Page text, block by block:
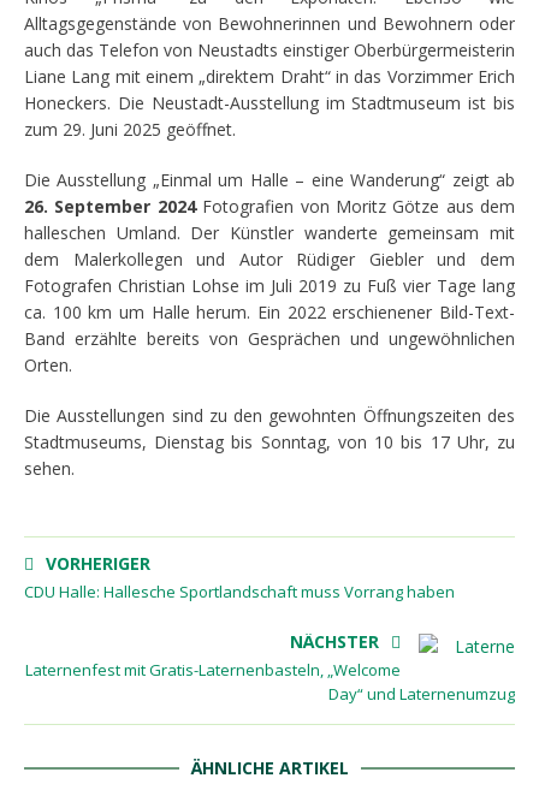
Alltagsgegenstände von Bewohnerinnen und Bewohnern oder
auch das Telefon von Neustadts einstiger Oberbürgermeisterin
Liane Lang mit einem „direktem Draht“ in das Vorzimmer Erich
Honeckers. Die Neustadt-Ausstellung im Stadtmuseum ist bis
zum 29. Juni 2025 geöffnet.
Die Ausstellung „Einmal um Halle – eine Wanderung“ zeigt ab
26. September 2024Fotografien von Moritz Götze aus dem
halleschen Umland. Der Künstler wanderte gemeinsam mit
dem Malerkollegen und Autor Rüdiger Giebler und dem
Fotografen Christian Lohse im Juli 2019 zu Fuß vier Tage lang
ca. 100 km um Halle herum. Ein 2022 erschienener Bild-Text-
Band erzählte bereits von Gesprächen und ungewöhnlichen
Orten.
Die Ausstellungen sind zu den gewohnten Öffnungszeiten des
Stadtmuseums, Dienstag bis Sonntag, von 10 bis 17 Uhr, zu
sehen.
VORHERIGER
CDU Halle: Hallesche Sportlandschaft muss Vorrang haben
NÄCHSTER
Laternenfest mit Gratis-Laternenbasteln, „Welcome
Day“ und Laternenumzug
ÄHNLICHE ARTIKEL